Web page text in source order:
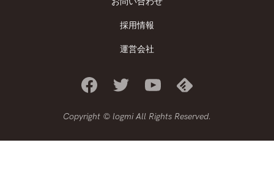
採用情報
運営会社
Copyright © logmi All Rights Reserved.